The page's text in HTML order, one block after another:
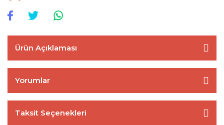
Ürün Açıklaması
Yorumlar
Taksit Seçenekleri